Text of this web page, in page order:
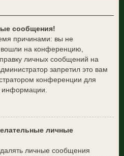
сообщения!
причинами: вы не
на конференцию,
личных сообщений на
запретил это вам
конференции для
информации.
личные
личные сообщения